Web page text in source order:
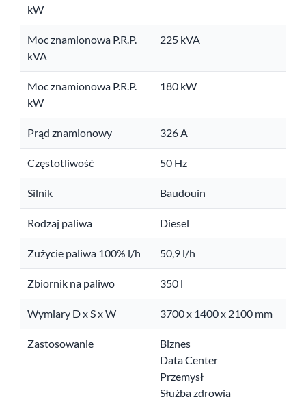
kW
Moc znamionowa P.R.P.
kVA
225 kVA
Moc znamionowa P.R.P.
kW
180 kW
Prąd znamionowy 326 A
Częstotliwość 50 Hz
Silnik Baudouin
Rodzaj paliwa Diesel
Zużycie paliwa 100% l/h 50,9 l/h
Zbiornik na paliwo 350 l
Wymiary D x S x W 3700 x 1400 x 2100 mm
Zastosowanie
Biznes
Data Center
Przemysł
Służba zdrowia